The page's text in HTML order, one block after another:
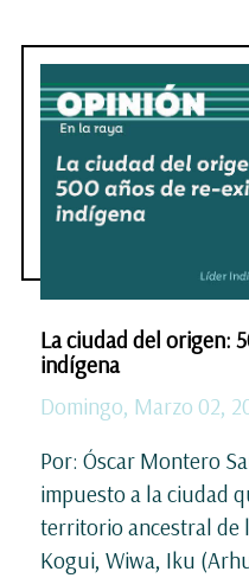
La ciudad del origen:
indígena
Domingo, Marzo 02,
Por: Óscar Montero
impuesto a la ciudad
territorio ancestral de
Kogui, Wiwa, Iku